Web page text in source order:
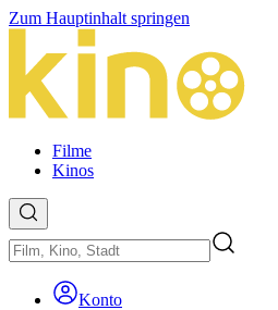
Zum Hauptinhalt springen
Filme
Kinos
Konto